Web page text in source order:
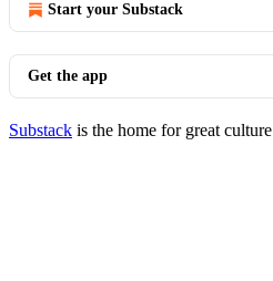
Start your Substack
Get the app
Substack is the home for great culture